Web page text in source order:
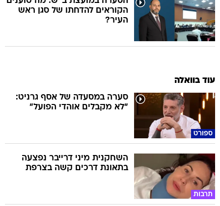
הקוראים להדחתו של סגן ראש
העיר?
עוד בוואלה
ספורט
סערה במסעדה של אסף גרניט:
"לא מקבלים אוהדי הפועל"
תרבות
השחקנית מיני דרייבר נפצעה
בתאונת דרכים קשה בצרפת